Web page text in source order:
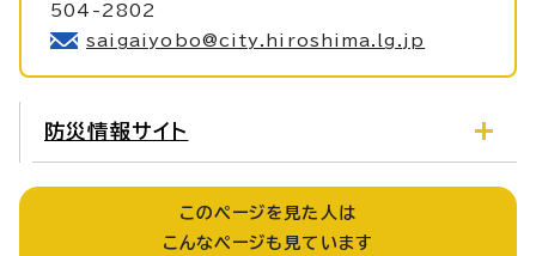
504-2802
saigaiyobo@city.hiroshima.lg.jp
防災情報サイト
このページを見た人は
こんなページも見ています